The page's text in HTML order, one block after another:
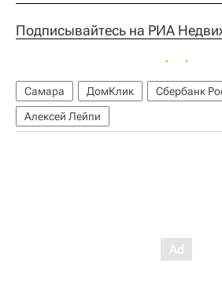
Подписывайтесь на РИА
Самара ДомКлик Сбербанк
Алексей Лейпи